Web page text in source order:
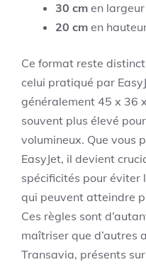
30 cm en largeur
20 cm en
Ce format reste
celui pratiqué par
généralement 45 x 36
souvent plus élevé
volumineux. Que vous
EasyJet, il devient
spécificités pour éviter
qui peuvent atteindre
Ces règles sont
maîtriser que d’autres
Transavia, présents